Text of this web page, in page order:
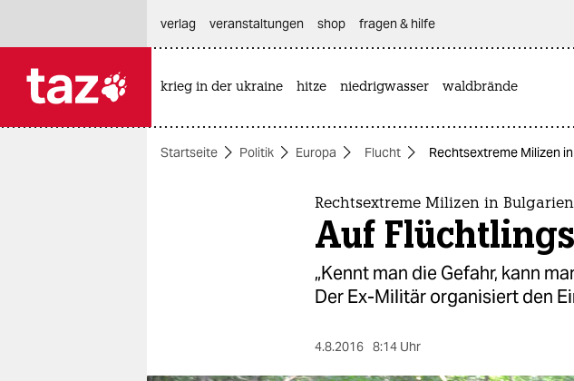
themen
verlag
veranstaltungen shop fragen & hilfe
krieg in der ukraine hitze niedrigwasser waldbrände
Startseite Politik Europa Flucht Rechtsextreme Milizen
Rechtsextreme Milizen in Bulgarien
Auf
„Kennt man die Gefahr, kann
Der Ex-Militär organisiert den
4.8.2016 8:14 Uhr